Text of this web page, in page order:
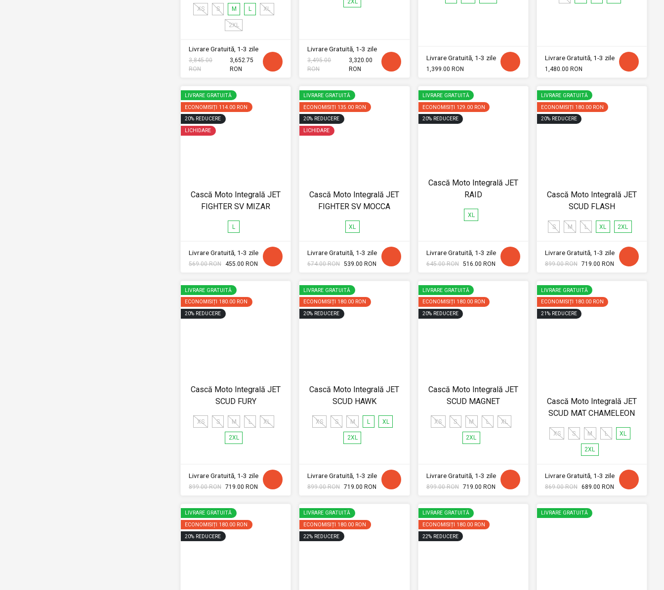
XS S M L XL
2XL
Livrare Gratuită, 1-3 zile
3,845.00
RON
3,652.75
RON
2XL
Livrare Gratuită, 1-3 zile
3,495.00
RON
3,320.00
RON
Livrare Gratuită, 1-3 zile
1,399.00 RON
Livrare Gratuită, 1-3 zile
1,480.00 RON
LIVRARE GRATUITĂ
ECONOMISIȚI 114.00 RON
20% REDUCERE
LICHIDARE
Cască Moto Integrală JET
FIGHTER SV MIZAR
L
Livrare Gratuită, 1-3 zile
569.00 RON 455.00 RON
LIVRARE GRATUITĂ
ECONOMISIȚI 135.00 RON
20% REDUCERE
LICHIDARE
Cască Moto Integrală JET
FIGHTER SV MOCCA
XL
Livrare Gratuită, 1-3 zile
674.00 RON 539.00 RON
LIVRARE GRATUITĂ
ECONOMISIȚI 129.00 RON
20% REDUCERE
Cască Moto Integrală JET
RAID
XL
Livrare Gratuită, 1-3 zile
645.00 RON 516.00 RON
LIVRARE GRATUITĂ
ECONOMISIȚI 180.00 RON
20% REDUCERE
Cască Moto Integrală JET
SCUD FLASH
S M L XL 2XL
Livrare Gratuită, 1-3 zile
899.00 RON 719.00 RON
LIVRARE GRATUITĂ
ECONOMISIȚI 180.00 RON
20% REDUCERE
Cască Moto Integrală JET
SCUD FURY
XS S M L XL
2XL
Livrare Gratuită, 1-3 zile
899.00 RON 719.00 RON
LIVRARE GRATUITĂ
ECONOMISIȚI 180.00 RON
20% REDUCERE
Cască Moto Integrală JET
SCUD HAWK
XS S M L XL
2XL
Livrare Gratuită, 1-3 zile
899.00 RON 719.00 RON
LIVRARE GRATUITĂ
ECONOMISIȚI 180.00 RON
20% REDUCERE
Cască Moto Integrală JET
SCUD MAGNET
XS S M L XL
2XL
Livrare Gratuită, 1-3 zile
899.00 RON 719.00 RON
LIVRARE GRATUITĂ
ECONOMISIȚI 180.00 RON
21% REDUCERE
Cască Moto Integrală JET
SCUD MAT CHAMELEON
XS S M L XL
2XL
Livrare Gratuită, 1-3 zile
869.00 RON 689.00 RON
LIVRARE GRATUITĂ
ECONOMISIȚI 180.00 RON
20% REDUCERE
LIVRARE GRATUITĂ
ECONOMISIȚI 180.00 RON
22% REDUCERE
LIVRARE GRATUITĂ
ECONOMISIȚI 180.00 RON
22% REDUCERE
LIVRARE GRATUITĂ